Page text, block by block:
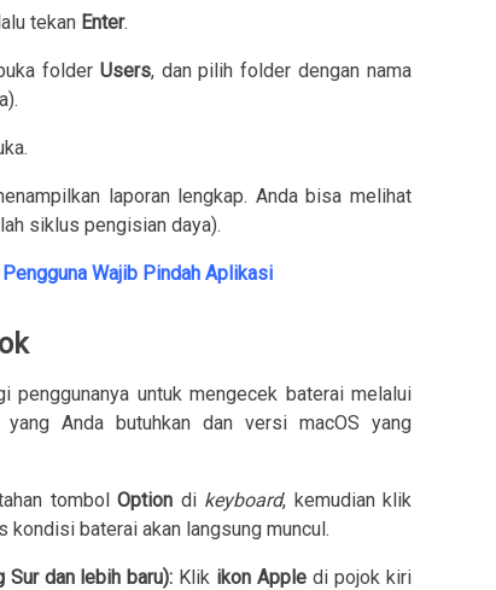
tekan Enter.
folder Users, dan pilih folder dengan nama
laporan lengkap. Anda bisa melihat
siklus pengisian daya).
Wajib Pindah Aplikasi
penggunanya untuk mengecek baterai melalui
Anda butuhkan dan versi macOS yang
tombolOption di keyboard, kemudian klik
kondisi baterai akan langsung muncul.
dan lebih baru): Klik ikon Apple di pojok kiri